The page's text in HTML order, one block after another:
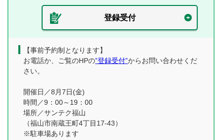
登録受付
【事前予約制となります】
お電話か、ご覧のHPの”登録受付”からお問い合わせくだ
さい。
開催日／8月7日(金)
時間／9：00～19：00
場所／サンテク福山
（福山市南蔵王町4丁目17-43）
※駐車場あります